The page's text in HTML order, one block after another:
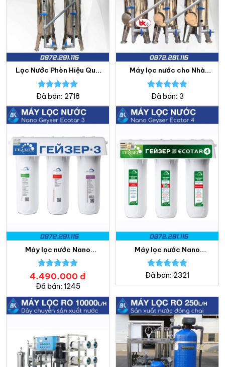
Lọc Nước Phèn Hiệu Quả
Với Bộ 2 Bình Inox 304
Cao Cấp
Được xếp
hạng5.00
5 sao
Đã bán: 2718
Máy lọc nước cho Nhà
hàng, Khách sạn – Lọc
nước Bách Khoa
Được xếp
hạng5.00
5 sao
Đã bán: 3
Máy lọc nước Nano
Geyser Ecotar 3 – Bách
Khoa
Được xếp
hạng
5.00
5 sao
4.490.000 đ
Đã bán: 1245
Máy lọc nước Nano
Geyser Ecotar 4 – Bách
Khoa
Được xếp
Đã bán: 2321